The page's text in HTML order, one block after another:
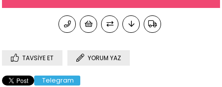
TAVSIYE ET YORUM YAZ
Telegram